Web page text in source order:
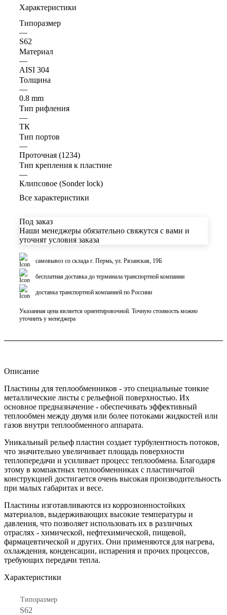
Характеристики
Типоразмер
—
S62
Материал
—
AISI 304
Толщина
—
0.8 mm
Тип рифления
—
ТК
Тип портов
—
Проточная (1234)
Тип крепления к пластине
—
Клипсовое (Sonder lock)
Все характеристики
Под заказ
Наши менеджеры обязательно свяжутся с вами и
уточнят условия заказа
самовывоз со склада г. Пермь, ул. Рязанская, 19Б
бесплатная доставка до терминала транспортной компании
доставка транспортной компанией по Россиии
Указанная цена является ориентировочной. Точную стоимость можно
уточнить у менеджера
Описание
Пластины для теплообменников - это специальные тонкие
металлические листы с рельефной поверхностью. Их
основное предназначение - обеспечивать эффективный
теплообмен между двумя или более потоками жидкостей или
газов внутри теплообменного аппарата.
Уникальный рельеф пластин создает турбулентность потоков,
что значительно увеличивает площадь поверхности
теплопередачи и усиливает процесс теплообмена. Благодаря
этому в компактных теплообменниках с пластинчатой
конструкцией достигается очень высокая производительность
при малых габаритах и весе.
Пластины изготавливаются из коррозионностойких
материалов, выдерживающих высокие температуры и
давления, что позволяет использовать их в различных
отраслях - химической, нефтехимической, пищевой,
фармацевтической и других. Они применяются для нагрева,
охлаждения, конденсации, испарения и прочих процессов,
требующих передачи тепла.
Характеристики
Типоразмер
S62